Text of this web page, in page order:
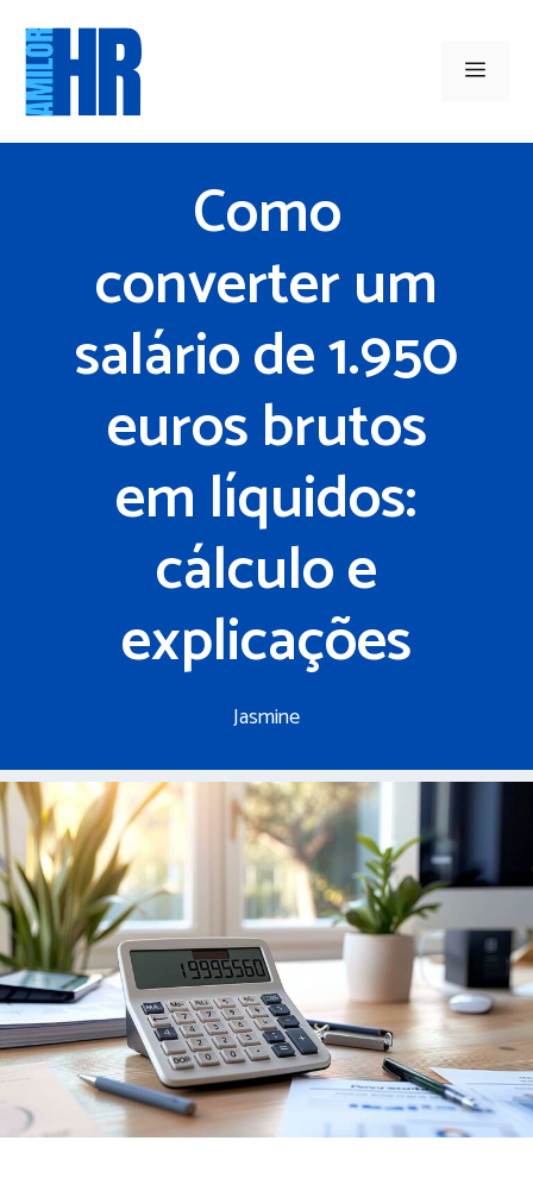
para
conteúdo
Menu
Como
converter um
salário de 1.950
euros brutos
em líquidos:
cálculo e
explicações
Jasmine